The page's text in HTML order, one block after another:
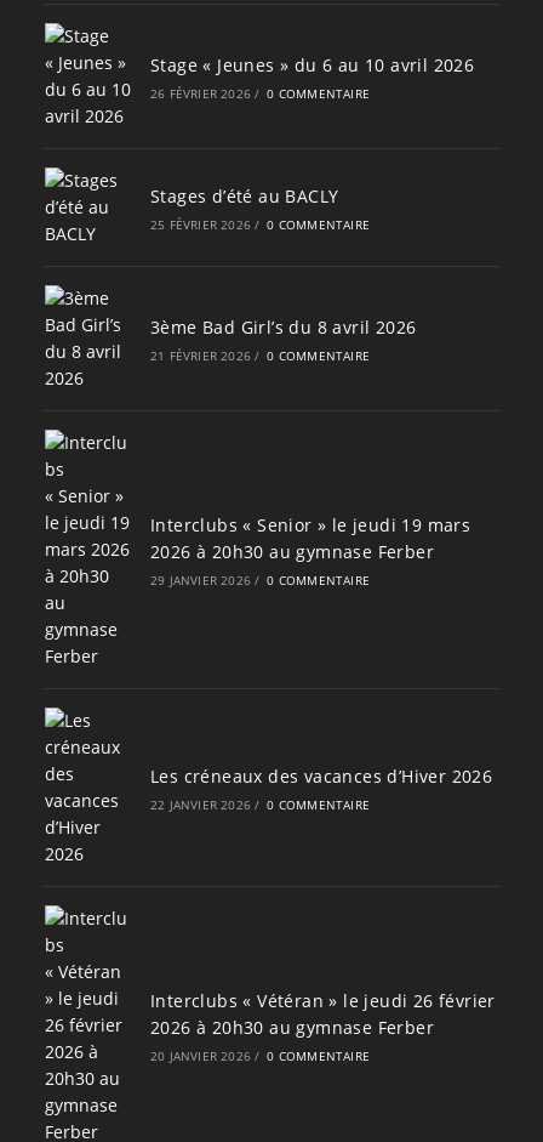
Stage « Jeunes » du 6 au 10 avril 2026
26 FÉVRIER 2026 / 0 COMMENTAIRE
Stages d’été au BACLY
25 FÉVRIER 2026 / 0 COMMENTAIRE
3ème Bad Girl’s du 8 avril 2026
21 FÉVRIER 2026 / 0 COMMENTAIRE
Interclubs « Senior » le jeudi 19 mars
2026 à 20h30 au gymnase Ferber
29 JANVIER 2026 / 0 COMMENTAIRE
Les créneaux des vacances d’Hiver 2026
22 JANVIER 2026 / 0 COMMENTAIRE
Interclubs « Vétéran » le jeudi 26 février
2026 à 20h30 au gymnase Ferber
20 JANVIER 2026 / 0 COMMENTAIRE